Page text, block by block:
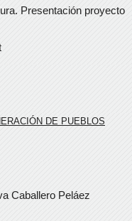
Presentación proyecto
DE PUEBLOS
Caballero Peláez